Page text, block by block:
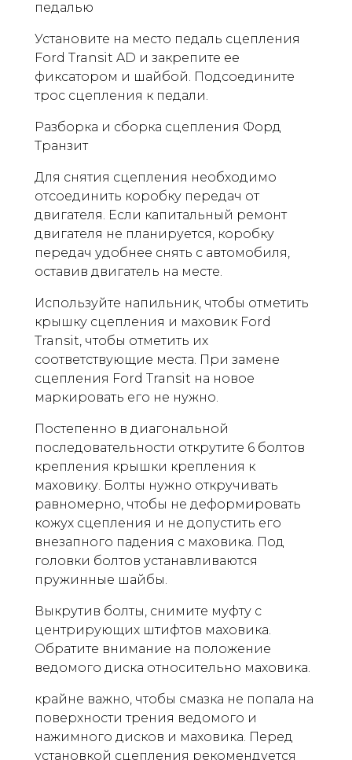
педалью
Установите на место педаль сцепления
Ford Transit AD и закрепите ее
фиксатором и шайбой. Подсоедините
трос сцепления к педали.
Разборка и сборка сцепления Форд
Транзит
Для снятия сцепления необходимо
отсоединить коробку передач от
двигателя. Если капитальный ремонт
двигателя не планируется, коробку
передач удобнее снять с автомобиля,
оставив двигатель на месте.
Используйте напильник, чтобы отметить
крышку сцепления и маховик Ford
Transit, чтобы отметить их
соответствующие места. При замене
сцепления Ford Transit на новое
маркировать его не нужно.
Постепенно в диагональной
последовательности открутите 6 болтов
крепления крышки крепления к
маховику. Болты нужно откручивать
равномерно, чтобы не деформировать
кожух сцепления и не допустить его
внезапного падения с маховика. Под
головки болтов устанавливаются
пружинные шайбы.
Выкрутив болты, снимите муфту с
центрирующих штифтов маховика.
Обратите внимание на положение
ведомого диска относительно маховика.
крайне важно, чтобы смазка не попала на
поверхности трения ведомого и
нажимного дисков и маховика. Перед
установкой сцепления рекомендуется